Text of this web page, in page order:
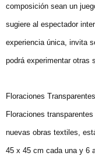
composición sean un
sugiere al espectador
experiencia única, invita
podrá experimentar otras
Floraciones
Floraciones
nuevas obras textiles,
45 x 45 cm cada una y 6